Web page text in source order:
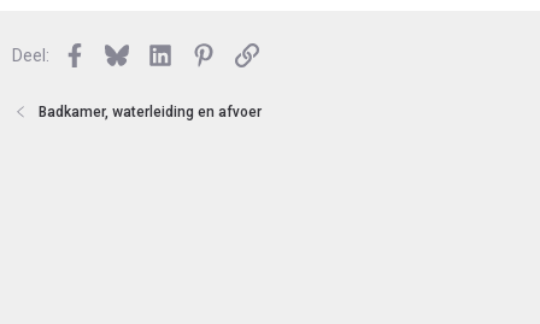
Deel: Facebook
BlueskyLinkedInPinterest
Link
Badkamer, waterleiding en afvoer